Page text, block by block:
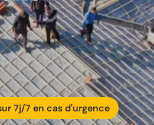
7j/7 en cas d'urgence